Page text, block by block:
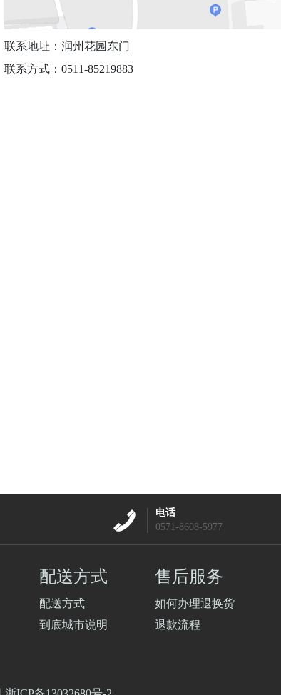
联系地址：润州花园东门
联系方式：0511-85219883
电话
0571-8608-5977
配送方式
配送方式
到底城市说明
售后服务
如何办理退换货
退款流程